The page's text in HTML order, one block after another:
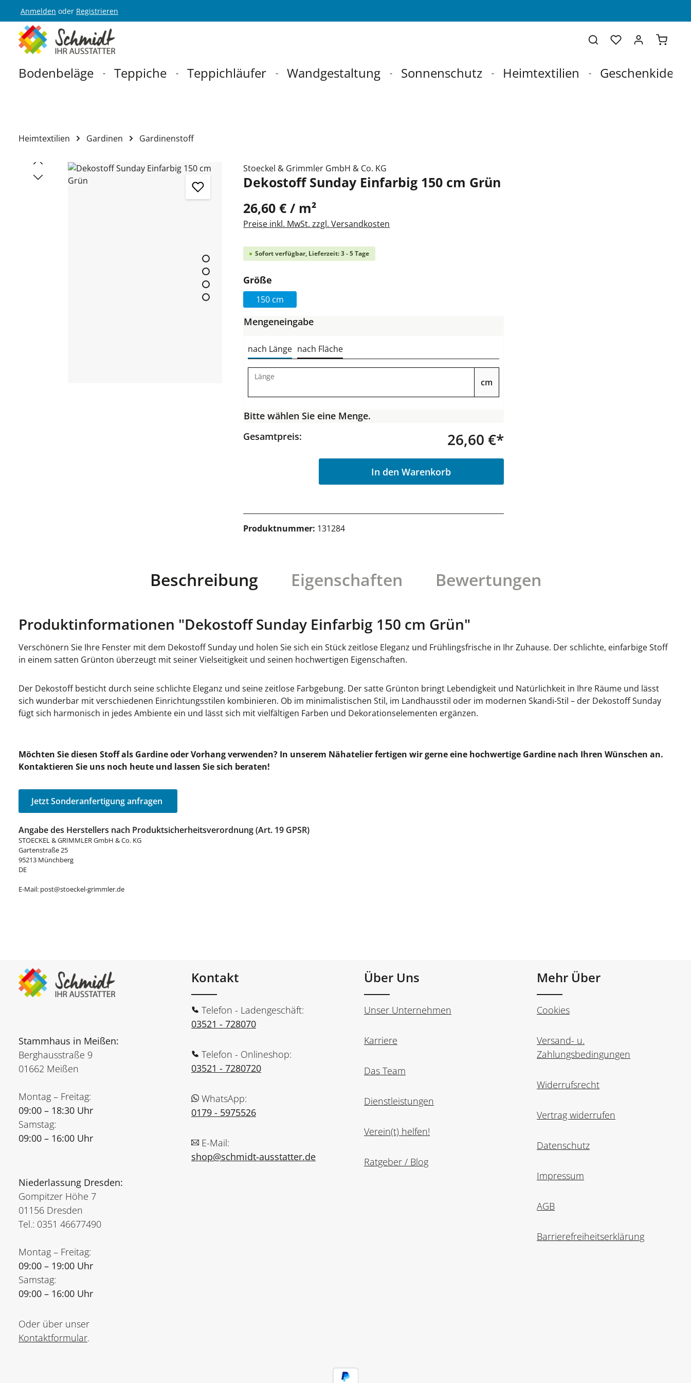
Hauptnavigation springen
Anmelden oder Registrieren
Bodenbeläge Teppiche Teppichläufer Wandgestaltung Sonnenschutz Heimtextilien Geschenkideen
Heimtextilien Gardinen Gardinenstoff
Bildergalerie überspringen Stoeckel & Grimmler GmbH & Co. KG
Dekostoff Sunday Einfarbig 150 cm Grün
26,60 € / m²
Preise inkl. MwSt. zzgl. Versandkosten
Sofort verfügbar, Lieferzeit: 3 - 5 Tage
Größe
150 cm
Mengeneingabe
nach Länge nach Fläche
Länge
cm
Bitte wählen Sie eine Menge.
Gesamtpreis:
26,60 €*
In den Warenkorb
Produktnummer: 131284
Beschreibung Eigenschaften Bewertungen
Produktinformationen "Dekostoff Sunday Einfarbig 150 cm Grün"
Verschönern Sie Ihre Fenster mit dem Dekostoff Sunday und holen Sie sich ein Stück zeitlose Eleganz und Frühlingsfrische in Ihr Zuhause. Der schlichte, einfarbige Stoff
in einem satten Grünton überzeugt mit seiner Vielseitigkeit und seinen hochwertigen Eigenschaften.
Der Dekostoff besticht durch seine schlichte Eleganz und seine zeitlose Farbgebung. Der satte Grünton bringt Lebendigkeit und Natürlichkeit in Ihre Räume und lässt
sich wunderbar mit verschiedenen Einrichtungsstilen kombinieren. Ob im minimalistischen Stil, im Landhausstil oder im modernen Skandi-Stil – der Dekostoff Sunday
fügt sich harmonisch in jedes Ambiente ein und lässt sich mit vielfältigen Farben und Dekorationselementen ergänzen.
Möchten Sie diesen Stoff als Gardine oder Vorhang verwenden? In unserem Nähatelier fertigen wir gerne eine hochwertige Gardine nach Ihren Wünschen an.
Kontaktieren Sie uns noch heute und lassen Sie sich beraten!
Jetzt Sonderanfertigung anfragen
Angabe des Herstellers nach Produktsicherheitsverordnung (Art. 19 GPSR)
STOECKEL & GRIMMLER GmbH & Co. KG
Gartenstraße 25
95213 Münchberg
DE
E-Mail: post@stoeckel-grimmler.de
Stammhaus in Meißen:
Berghausstraße 9
01662 Meißen
Montag – Freitag:
09:00 – 18:30 Uhr
Samstag:
09:00 – 16:00 Uhr
Niederlassung Dresden:
Gompitzer Höhe 7
01156 Dresden
Tel.: 0351 46677490
Montag – Freitag:
09:00 – 19:00 Uhr
Samstag:
09:00 – 16:00 Uhr
Oder über unser
Kontaktformular.
Kontakt
Telefon - Ladengeschäft:
03521 - 728070
Telefon - Onlineshop:
03521 - 7280720
WhatsApp:
0179 - 5975526
E-Mail:
shop@schmidt-ausstatter.de
Über Uns
Unser Unternehmen
Karriere
Das Team
Dienstleistungen
Verein(t) helfen!
Ratgeber / Blog
Mehr Über
Cookies
Versand- u.
Zahlungsbedingungen
Widerrufsrecht
Vertrag widerrufen
Datenschutz
Impressum
AGB
Barrierefreiheitserklärung